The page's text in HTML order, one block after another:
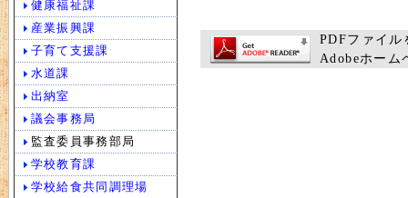
PDFファイ
Adobeホーム
健康福祉課
産業振興課
子育て支援課
水道課
出納室
議会事務局
監査委員事務部局
学校教育課
学校給食共同調理場